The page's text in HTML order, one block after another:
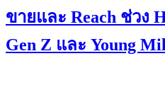
ขายและ Reach ช่วง
Gen Z และ Young